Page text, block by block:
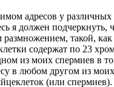
адресов у различных
я должен подчеркнуть,
размножением, такой,
содержат по 23
из моих спермиев в
в любом другом из
(или спермиев).